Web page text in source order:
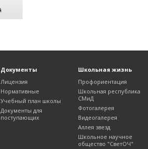
Документы
Лицензия
Нормативные
Учебный план школы
Документы для
поступающих
Школьная жизнь
Профориентация
Школьная республика
СМиД
Фотогалерея
Видеогалерея
Аллея звезд
Школьное научное
общество "СветОЧ"